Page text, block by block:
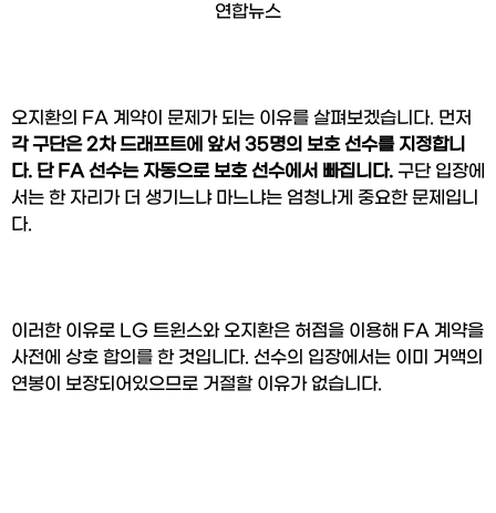
연합뉴스
각 구단은 2차 드래프트에 앞서 35명의 보호 선수를 지정합니
다. 단 FA 선수는 자동으로 보호 선수에서 빠집니다. 구단 입장에
서는 한 자리가 더 생기느냐 마느냐는 엄청나게 중요한 문제입니
다.
이러한 이유로 LG 트윈스와 오지환은 허점을 이용해 FA 계약을
사전에 상호 합의를 한 것입니다. 선수의 입장에서는 이미 거액의
연봉이 보장되어있으므로 거절할 이유가 없습니다.